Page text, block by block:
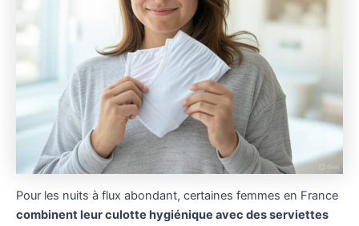
Pour les nuits à flux abondant, certaines femmes en France
combinent leur culotte hygiénique avec des serviettes